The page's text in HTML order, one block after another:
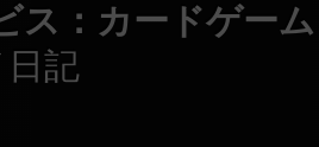
ス：カードゲーム
記